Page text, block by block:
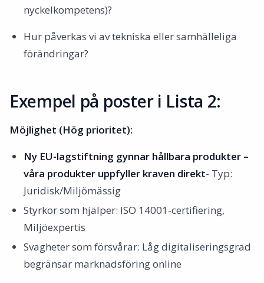
nyckelkompetens)?
Hur påverkas vi av tekniska eller samhälleliga
förändringar?
Exempel på poster i Lista 2:
Möjlighet (Hög prioritet):
Ny EU-lagstiftning gynnar hållbara produkter –
våra produkter uppfyller kraven direkt- Typ:
Juridisk/Miljömässig
Styrkor som hjälper: ISO 14001-certifiering,
Miljöexpertis
Svagheter som försvårar: Låg digitaliseringsgrad
begränsar marknadsföring online